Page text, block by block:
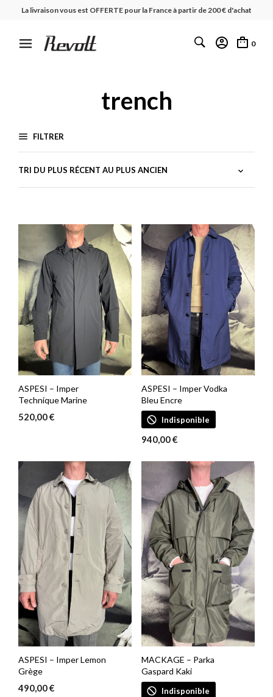
La livraison vous est OFFERTE pour la France à partir de 200 € d'achat
0
trench
FILTRER
ASPESI – Imper
Technique Marine
520,00€
ASPESI – Imper Vodka
Bleu Encre
Indisponible
940,00€
ASPESI – Imper Lemon
Grège
490,00€
MACKAGE – Parka
Gaspard Kaki
Indisponible